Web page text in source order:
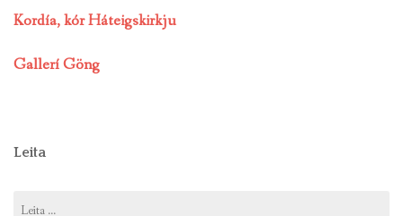
Kordía, kór Háteigskirkju
Gallerí Göng
Leita